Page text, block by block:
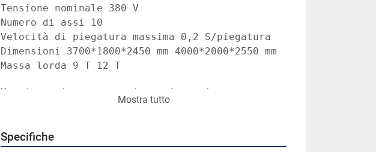
Tensione nominale 380 V
Numero di assi 10
Velocità di piegatura massima 0,2 S/piegatura
Dimensioni 3700*1800*2450 mm 4000*2000*2550 mm
Maggiore ritorno con minore investimento
Durevole e di lunga durata
Mostra tutto
Specifiche